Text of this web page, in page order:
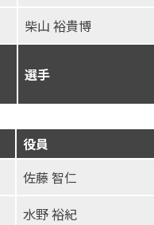
柴山 裕貴博
選手
役員
佐藤 智仁
水野 裕紀